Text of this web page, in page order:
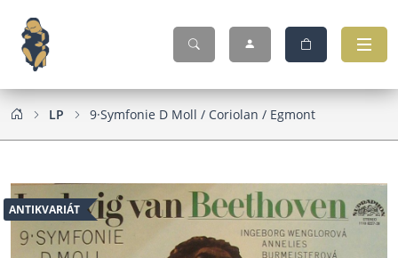
LP 9·Symfonie D Moll / Coriolan / Egmont
ANTIKVARIÁT